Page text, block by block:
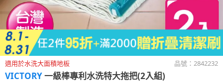
適用於水洗大面積地板 品號： 2842232
VICTORY一級棒專利水洗特大拖把(2入組)